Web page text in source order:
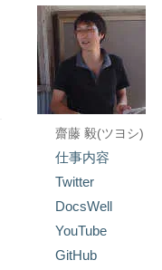
齋藤 毅(ツヨシ)
仕事内容
Twitter
DocsWell
YouTube
GitHub